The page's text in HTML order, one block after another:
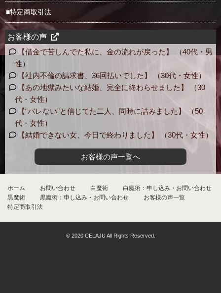
特定商取引法
お客様の声
【借金で苦しんでた私に、金の流れが戻った】 （40代・男
性）
【社内不倫の請求書、36回払いでした】 （30代・女性）
【あの地獄みたいな結婚、完全に終わらせました】 （30
代・女性）
【“バレない”と信じてた二人、同時に詰みました】 （50
代・女性）
【結婚できない女、今日で終わりました】 （30代・女性）
お客様の声一覧へ
ホーム お問い合わせ 白魔術
白魔術：申し込み・お問い合わせ
黒魔術
黒魔術：申し込み・お問い合わせ
お客様の声一覧
特定商取引法
© 2020 CELAJU All Rights Reserved.